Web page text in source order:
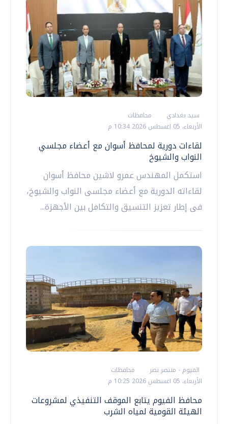
سيد بغدادي
محافظات
الأربعاء، 05 اغسطس 2026 10:34 م
لقاءات دورية لمحافظ أسوان مع أعضاء مجلسي
النواب والشيوخ
استكمل المهندس عمرو لاشين محافظ أسوان
لقاءاته الدورية مع أعضاء مجلسى النواب والشيوخ،
فى إطار تعزيز التنسيق والتكامل بين الأجهزة...
الفيوم - منتصر نصر
محافظات
الأربعاء، 05 اغسطس 2026 10:25 م
محافظ الفيوم يتابع الموقف التنفيذي لمشروعات
الهيئة القومية لمياه الشرب